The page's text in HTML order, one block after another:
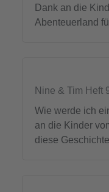
Dank an die
Abenteuerland
Nine & Tim Heft
Wie werde ich
an die Kinder
diese